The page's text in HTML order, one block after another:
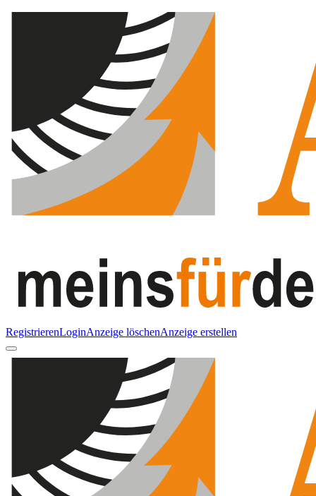
RegistrierenLoginAnzeige löschenAnzeige erstellen